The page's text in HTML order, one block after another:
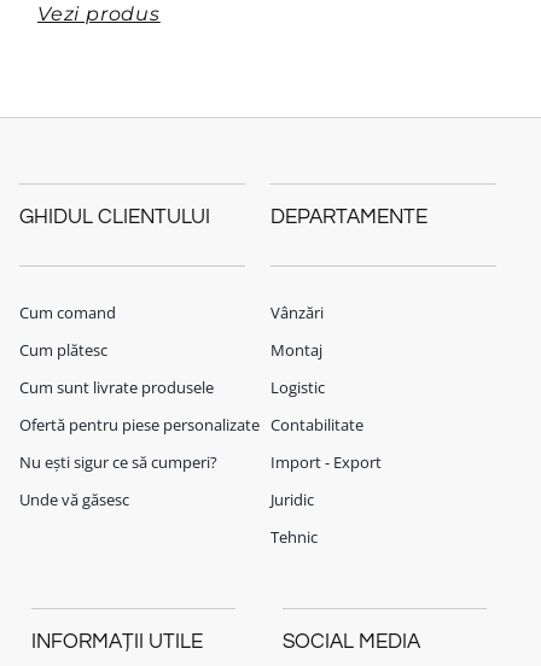
Vezi produs
GHIDUL CLIENTULUI
Cum comand
Cum plătesc
Cum sunt livrate produsele
Ofertă pentru piese personalizate
Nu ești sigur ce să cumperi?
Unde vă găsesc
DEPARTAMENTE
Vânzări
Montaj
Logistic
Contabilitate
Import - Export
Juridic
Tehnic
INFORMAȚII UTILE SOCIAL MEDIA